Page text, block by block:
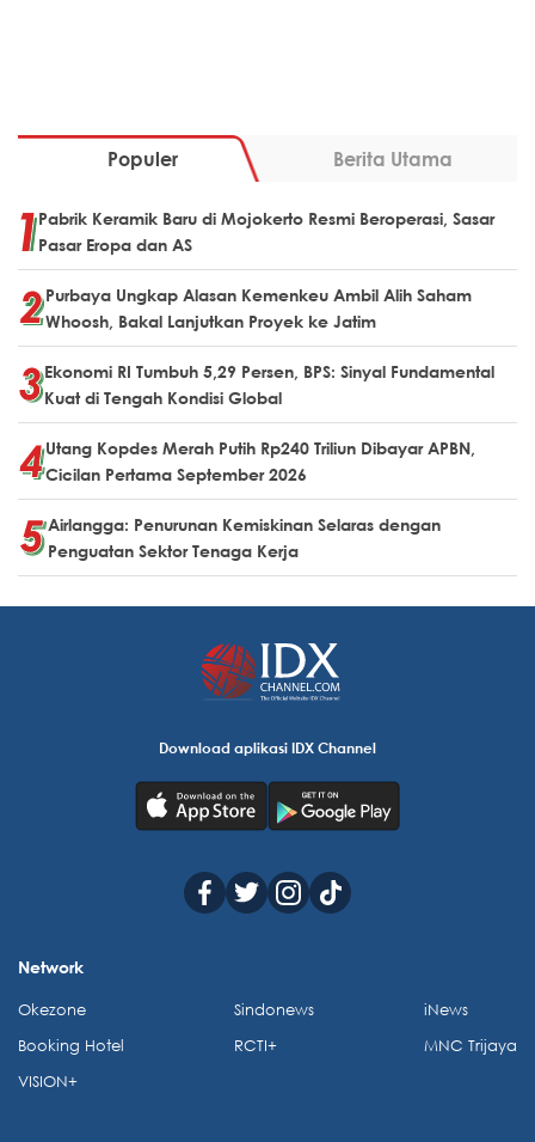
Populer Berita Utama
Pabrik Keramik Baru di Mojokerto Resmi Beroperasi, Sasar
Pasar Eropa dan AS
Purbaya Ungkap Alasan Kemenkeu Ambil Alih Saham
Whoosh, Bakal Lanjutkan Proyek ke Jatim
Ekonomi RI Tumbuh 5,29 Persen, BPS: Sinyal Fundamental
Kuat di Tengah Kondisi Global
Utang Kopdes Merah Putih Rp240 Triliun Dibayar APBN,
Cicilan Pertama September 2026
Airlangga: Penurunan Kemiskinan Selaras dengan
Penguatan Sektor Tenaga Kerja
Download aplikasi IDX Channel
Network
Okezone
Booking Hotel
VISION+
Sindonews
RCTI+
iNews
MNC Trijaya